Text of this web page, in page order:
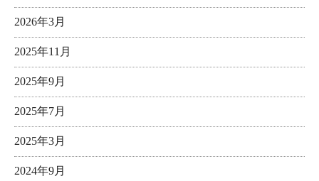
2026年3月
2025年11月
2025年9月
2025年7月
2025年3月
2024年9月